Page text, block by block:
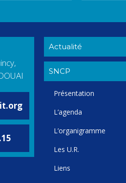
Actualité
SNCP
Présentation
L’agenda
L’organigramme
Les U.R.
Liens